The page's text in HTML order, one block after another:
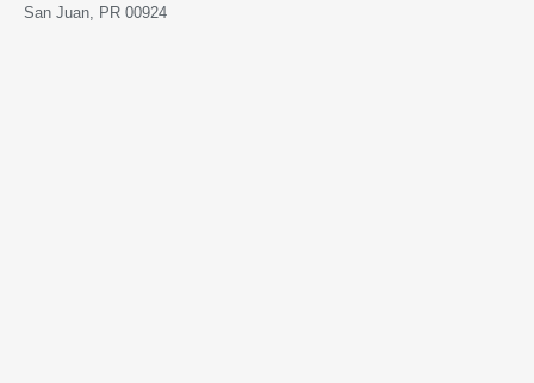
San Juan, PR 00924